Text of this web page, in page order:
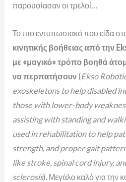
παρουσίασαν οι τρελοί…
Το πιο εντυπωσιακό που είδα
κινητικής βοήθειας από την
με «μαγικό» τρόπο βοηθά
να περπατήσουν (Ekso
exoskeletons to help disabled
those with lower-body
assisting with standing and
used in rehabilitation to help
strength, and proper gait
like stroke, spinal cord injury,
sclerosis). Μεγάλο καλό για την